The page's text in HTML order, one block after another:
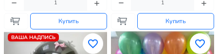
Купить Купить
ВАША НАДПИСЬ